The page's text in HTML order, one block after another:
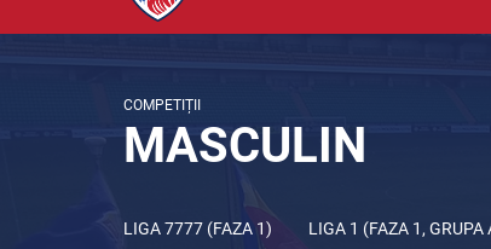
COMPETIȚII
MASCULIN
LIGA 7777 (FAZA 1) LIGA 1 (FAZA 1, GRUPA